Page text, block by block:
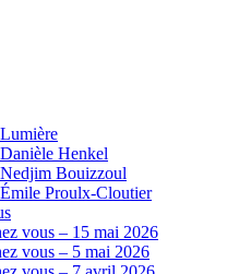
Henkel
Bouizzoul
Proulx-Cloutier
vous – 15 mai 2026
vous – 5 mai 2026